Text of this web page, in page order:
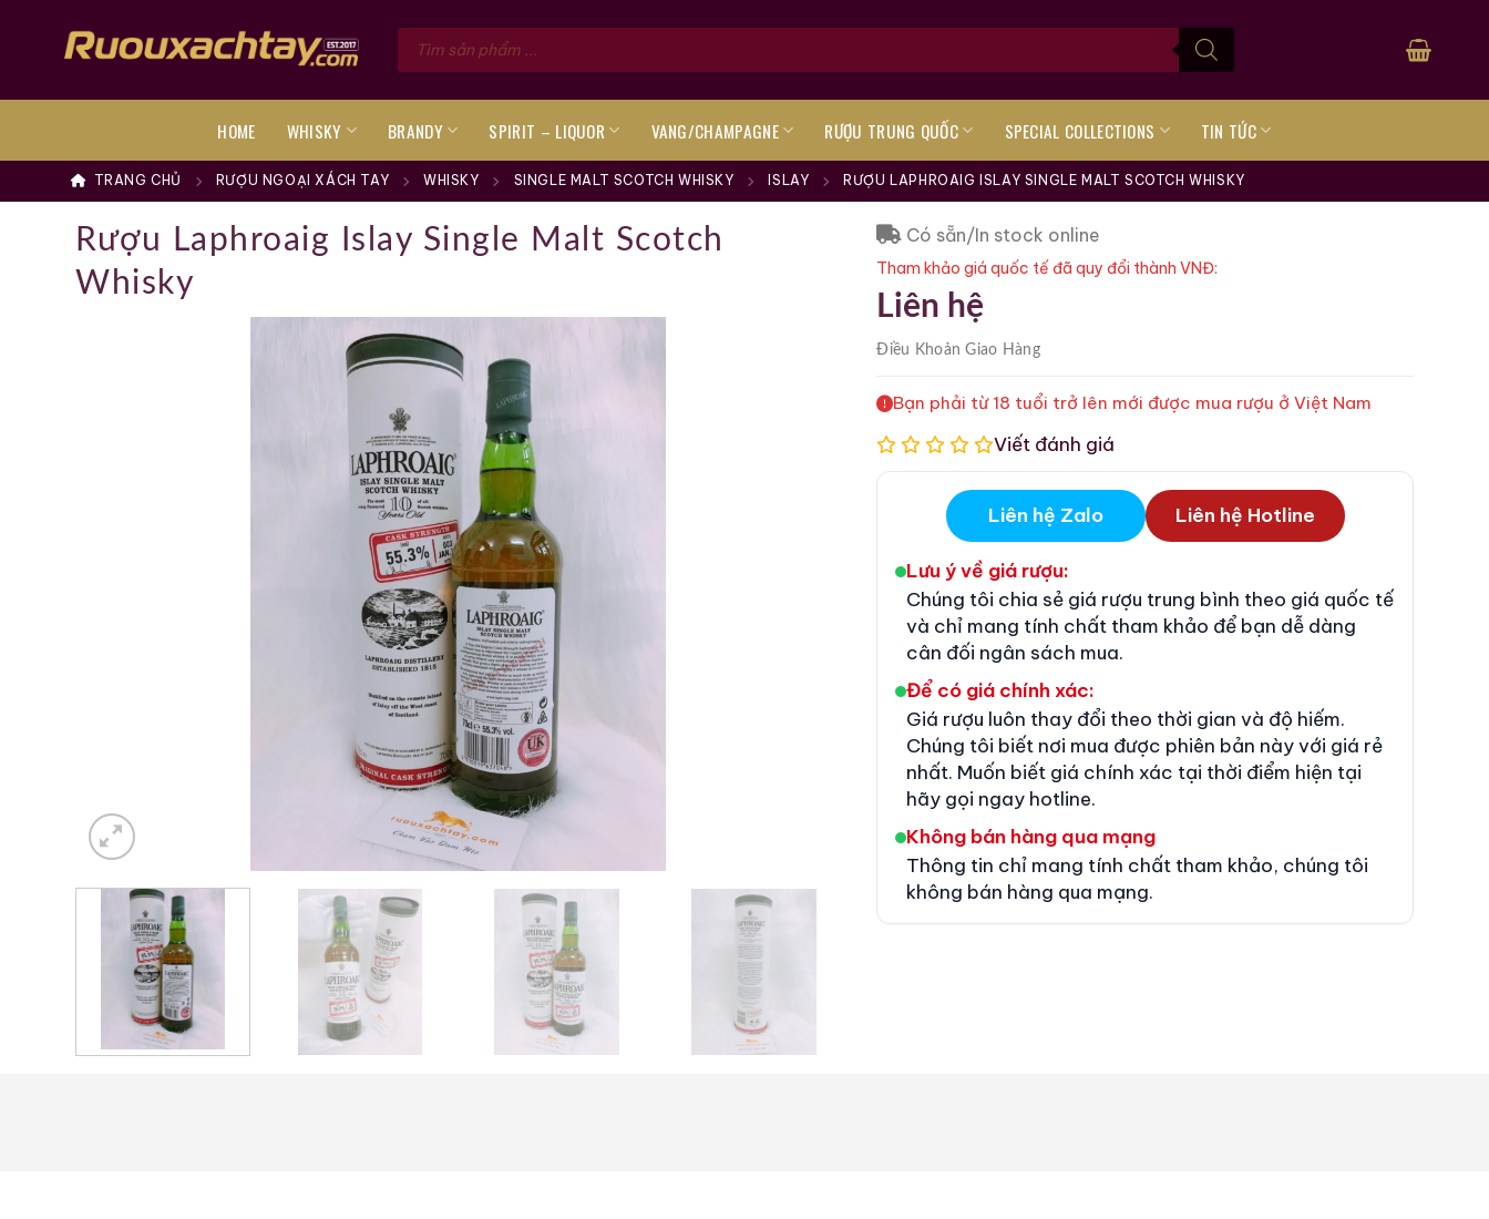
Tìm
kiếm
HOME WHISKY BRANDY SPIRIT – LIQUOR VANG/CHAMPAGNE RƯỢU TRUNG QUỐC SPECIAL COLLECTIONS TIN TỨC
TRANG CHỦ RƯỢU NGOẠI XÁCH TAY WHISKY SINGLE MALT SCOTCH WHISKY ISLAY RƯỢU LAPHROAIG ISLAY SINGLE MALT SCOTCH WHISKY
Rượu Laphroaig Islay Single Malt Scotch
Whisky
Có sẵn/In stock online
Tham khảo giá quốc tế đã quy đổi thành VNĐ:
Liên hệ
Điều KhoảnGiao Hàng
Bạn phải từ 18 tuổi trở lên mới được mua rượu ở Việt Nam
Viết đánh giá
Liên hệ Zalo Liên hệ Hotline
Lưu ý về giá rượu:
Chúng tôi chia sẻ giá rượu trung bình theo giá quốc tế
và chỉ mang tính chất tham khảo để bạn dễ dàng
cân đối ngân sách mua.
Để có giá chính xác:
Giá rượu luôn thay đổi theo thời gian và độ hiếm.
Chúng tôi biết nơi mua được phiên bản này với giá rẻ
nhất. Muốn biết giá chính xác tại thời điểm hiện tại
hãy gọi ngay hotline.
Không bán hàng qua mạng
Thông tin chỉ mang tính chất tham khảo, chúng tôi
không bán hàng qua mạng.